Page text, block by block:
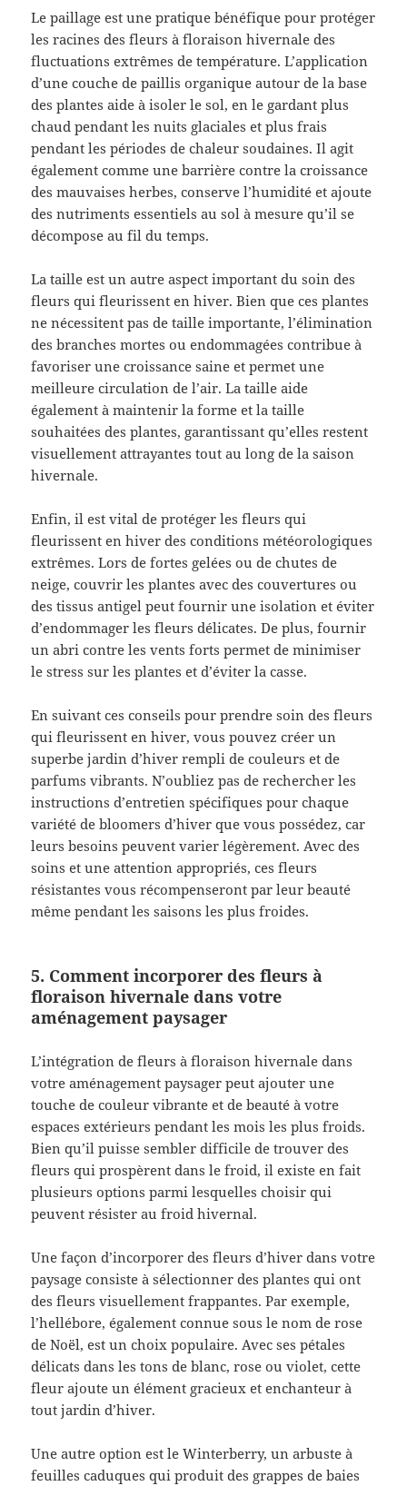
Le paillage est une pratique bénéfique pour protéger
les racines des fleurs à floraison hivernale des
fluctuations extrêmes de température. L’application
d’une couche de paillis organique autour de la base
des plantes aide à isoler le sol, en le gardant plus
chaud pendant les nuits glaciales et plus frais
pendant les périodes de chaleur soudaines. Il agit
également comme une barrière contre la croissance
des mauvaises herbes, conserve l’humidité et ajoute
des nutriments essentiels au sol à mesure qu’il se
décompose au fil du temps.
La taille est un autre aspect important du soin des
fleurs qui fleurissent en hiver. Bien que ces plantes
ne nécessitent pas de taille importante, l’élimination
des branches mortes ou endommagées contribue à
favoriser une croissance saine et permet une
meilleure circulation de l’air. La taille aide
également à maintenir la forme et la taille
souhaitées des plantes, garantissant qu’elles restent
visuellement attrayantes tout au long de la saison
hivernale.
Enfin, il est vital de protéger les fleurs qui
fleurissent en hiver des conditions météorologiques
extrêmes. Lors de fortes gelées ou de chutes de
neige, couvrir les plantes avec des couvertures ou
des tissus antigel peut fournir une isolation et éviter
d’endommager les fleurs délicates. De plus, fournir
un abri contre les vents forts permet de minimiser
le stress sur les plantes et d’éviter la casse.
En suivant ces conseils pour prendre soin des fleurs
qui fleurissent en hiver, vous pouvez créer un
superbe jardin d’hiver rempli de couleurs et de
parfums vibrants. N’oubliez pas de rechercher les
instructions d’entretien spécifiques pour chaque
variété de bloomers d’hiver que vous possédez, car
leurs besoins peuvent varier légèrement. Avec des
soins et une attention appropriés, ces fleurs
résistantes vous récompenseront par leur beauté
même pendant les saisons les plus froides.
5. Comment incorporer des fleurs à
floraison hivernale dans votre
aménagement paysager
L’intégration de fleurs à floraison hivernale dans
votre aménagement paysager peut ajouter une
touche de couleur vibrante et de beauté à votre
espaces extérieurs pendant les mois les plus froids.
Bien qu’il puisse sembler difficile de trouver des
fleurs qui prospèrent dans le froid, il existe en fait
plusieurs options parmi lesquelles choisir qui
peuvent résister au froid hivernal.
Une façon d’incorporer des fleurs d’hiver dans votre
paysage consiste à sélectionner des plantes qui ont
des fleurs visuellement frappantes. Par exemple,
l’hellébore, également connue sous le nom de rose
de Noël, est un choix populaire. Avec ses pétales
délicats dans les tons de blanc, rose ou violet, cette
fleur ajoute un élément gracieux et enchanteur à
tout jardin d’hiver.
Une autre option est le Winterberry, un arbuste à
feuilles caduques qui produit des grappes de baies